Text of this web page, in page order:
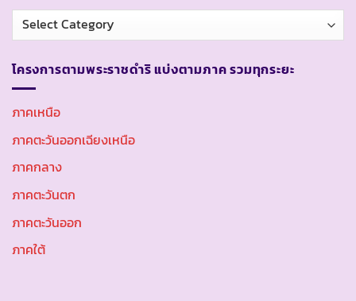
หมวด
หมู่
โครงการตามพระราชดำริ แบ่งตามภาค รวมทุกระยะ
ภาคเหนือ
ภาคตะวันออกเฉียงเหนือ
ภาคกลาง
ภาคตะวันตก
ภาคตะวันออก
ภาคใต้